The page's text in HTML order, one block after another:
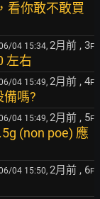
看你敢不敢買
04 15:34, 2月前 , 3F
左右
04 15:49, 2月前 , 4F
備嗎?
04 15:49, 2月前 , 5F
(non poe) 應
04 15:50, 2月前 , 6F